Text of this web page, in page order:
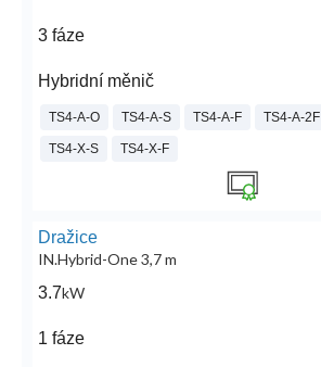
3 fáze
Hybridní měnič
TS4-A-O TS4-A-S TS4-A-F TS4-A-2F
TS4-X-S TS4-X-F
Dražice
IN.Hybrid-One 3,7 m
3.7kW
1 fáze